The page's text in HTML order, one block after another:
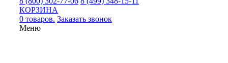
КОРЗИНА
0 товаров. Заказать звонок
Меню